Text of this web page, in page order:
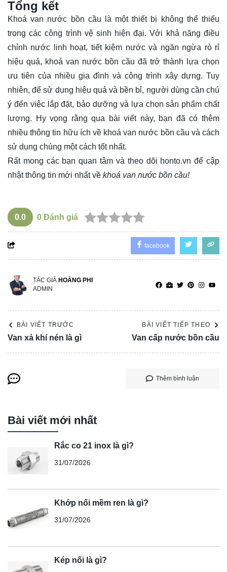
Tổng kết
Khoá van nước bồn cầu là một thiết bị không thể thiếu
trong các công trình vệ sinh hiện đại. Với khả năng điều
chỉnh nước linh hoạt, tiết kiệm nước và ngăn ngừa rò rỉ
hiệu quả, khoá van nước bồn cầu đã trở thành lựa chọn
ưu tiên của nhiều gia đình và công trình xây dựng. Tuy
nhiên, để sử dụng hiệu quả và bền bỉ, người dùng cần chú
ý đến việc lắp đặt, bảo dưỡng và lựa chọn sản phẩm chất
lượng. Hy vọng rằng qua bài viết này, bạn đã có thêm
nhiều thông tin hữu ích về khoá van nước bồn cầu và cách
sử dụng chúng một cách tốt nhất.
Rất mong các bạn quan tâm và theo dõi honto.vn để cập
nhật thông tin mới nhất về khoá van nước bồn cầu!
0.0 0 Đánh giá
facebook
TÁC GIẢ HOÀNG PHI
ADMIN
BÀI VIẾT TRƯỚC
Van xả khí nén là gì
BÀI VIẾT TIẾP THEO
Van cấp nước bồn cầu
Thêm bình luận
Bài viết mới nhất
Rắc co 21 inox là gì?
31/07/2026
Khớp nối mềm ren là gì?
31/07/2026
Kép nối là gì?